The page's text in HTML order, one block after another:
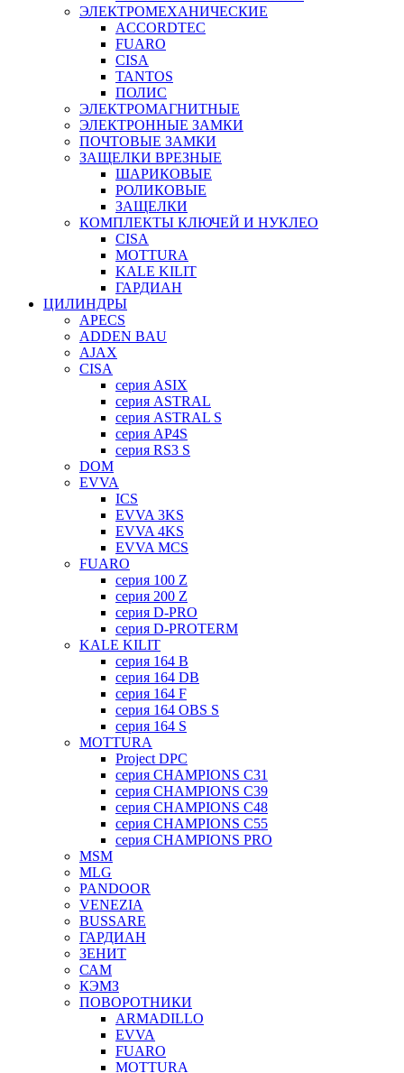
ЭЛЕКТРОМЕХАНИЧЕСКИЕ
ACCORDTEC
FUARO
CISA
TANTOS
ПОЛИС
ЭЛЕКТРОМАГНИТНЫЕ
ЭЛЕКТРОННЫЕ ЗАМКИ
ПОЧТОВЫЕ ЗАМКИ
ЗАЩЕЛКИ ВРЕЗНЫЕ
ШАРИКОВЫЕ
РОЛИКОВЫЕ
ЗАЩЕЛКИ
КОМПЛЕКТЫ КЛЮЧЕЙ И НУКЛЕО
CISA
MOTTURA
KALE KILIT
ГАРДИАН
ЦИЛИНДРЫ
APECS
ADDEN BAU
AJAX
CISA
серия ASIX
серия ASTRAL
серия ASTRAL S
серия AP4S
серия RS3 S
DOM
EVVA
ICS
EVVA 3KS
EVVA 4KS
EVVA MCS
FUARO
серия 100 Z
серия 200 Z
серия D-PRO
серия D-PROTERM
KALE KILIT
серия 164 B
серия 164 DB
серия 164 F
серия 164 OBS S
серия 164 S
MOTTURA
Project DPC
серия CHAMPIONS C31
серия CHAMPIONS C39
серия CHAMPIONS C48
серия CHAMPIONS C55
серия CHAMPIONS PRO
MSM
MLG
PANDOOR
VENEZIA
BUSSARE
ГАРДИАН
ЗЕНИТ
САМ
КЭМЗ
ПОВОРОТНИКИ
ARMADILLO
EVVA
FUARO
MOTTURA